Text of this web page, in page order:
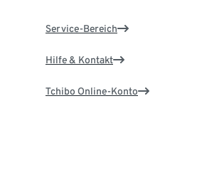
Service-Bereich
Hilfe & Kontakt
Tchibo Online-Konto